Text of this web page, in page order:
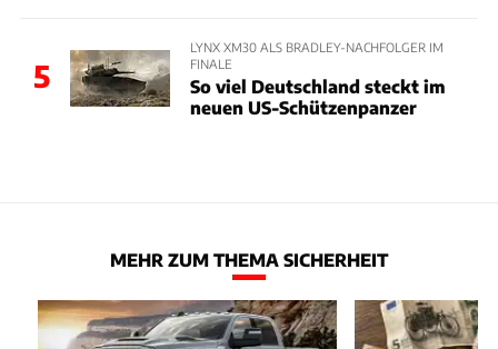
5
LYNX XM30 ALS BRADLEY-NACHFOLGER IM
FINALE
So viel Deutschland steckt im
neuen US-Schützenpanzer
MEHR ZUM THEMA SICHERHEIT